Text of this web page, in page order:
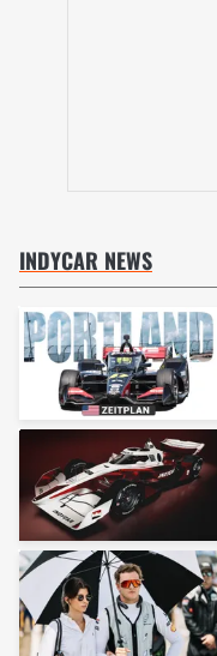
INDYCAR NEWS